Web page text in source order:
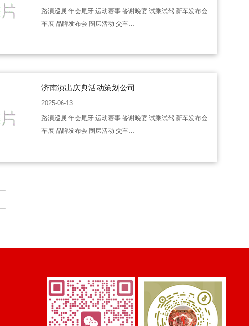
路演巡展 年会尾牙 运动赛事 答谢晚宴 试乘试驾 新车发布会
车展 品牌发布会 圈层活动 交车…
济南演出庆典活动策划公司
2025-06-13
路演巡展 年会尾牙 运动赛事 答谢晚宴 试乘试驾 新车发布会
车展 品牌发布会 圈层活动 交车…